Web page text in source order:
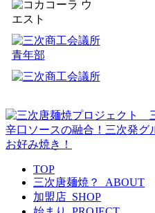
TOP
三次唐麺焼？_ABOUT
加盟店_SHOP